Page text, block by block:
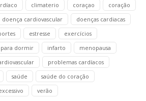
climaterio coraçao
coração
doença cardiovascular
doenças cardiacas
estresse
exercícios
dormir infarto
menopausa
problemas cardíacos
saúde
saúde do coração
verão